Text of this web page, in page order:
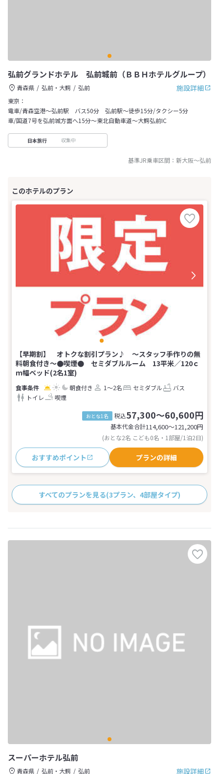
弘前グランドホテル 弘前城前（ＢＢＨホテルグループ）
施設詳細
青森県 弘前・大鰐
弘前
東京：
電車/青森空港〜弘前駅 バス50分 弘前駅〜徒歩15分/タクシー5分
車/国道7号を弘前城方面へ15分～東北自動車道〜大鰐弘前IC
日本旅行 収集中
基準JR乗車区間： 新大阪～弘前
【早期割】 オトクな割引プラン♪ 〜スタッフ手作りの無
料朝食付き〜●喫煙● セミダブルルーム 13平米／120ｃ
ｍ幅ベッド(2名1室)
朝食付き 1～2名 セミダブル
バス
トイレ
喫煙
おとな1名 税込57,300～60,600円
基本代金合計114,600〜121,200円
(おとな2名 こども0名・1部屋/1泊2日)
おすすめポイント プランの詳細
すべてのプランを見る(3プラン、4部屋タイプ)
スーパーホテル弘前
施設詳細
青森県 弘前・大鰐 弘前